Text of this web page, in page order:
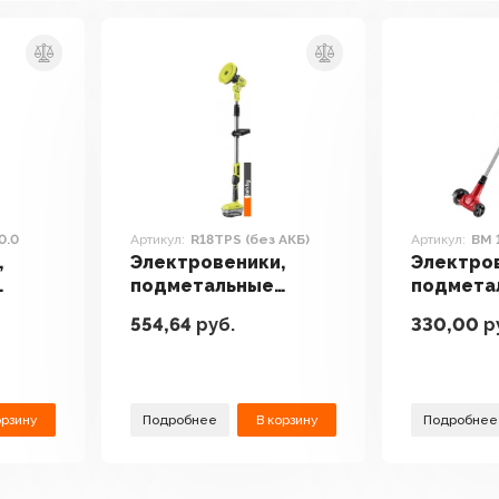
Артикул: R18TPS (без АКБ)
Электровеники,
подметальные
R18TPS (без АКБ)
554,64руб.
Подробнее В корзину
Артикул: BM
1814
330,00
Подробнее